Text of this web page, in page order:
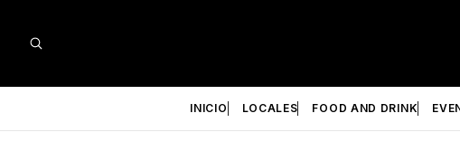
INICIO LOCALES FOOD AND DRINK